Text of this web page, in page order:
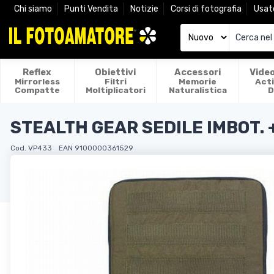
Chi siamo Punti Vendita Notizie Corsi di fotografia
Reflex
Mirrorless
Compatte
Obiettivi
Filtri
Moltiplicatori
Accessori
Memorie
Naturalistica
STEALTH GEAR SEDILE
Cod. VP433 EAN 9100000361529